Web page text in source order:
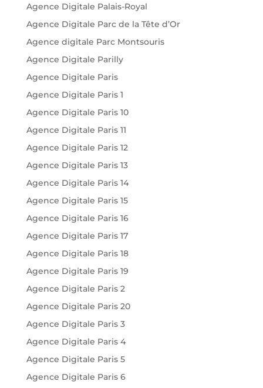
Agence Digitale Palais-Royal
Agence Digitale Parc de la Tête d’Or
Agence digitale Parc Montsouris
Agence Digitale Parilly
Agence Digitale Paris
Agence Digitale Paris 1
Agence Digitale Paris 10
Agence Digitale Paris 11
Agence Digitale Paris 12
Agence Digitale Paris 13
Agence Digitale Paris 14
Agence Digitale Paris 15
Agence Digitale Paris 16
Agence Digitale Paris 17
Agence Digitale Paris 18
Agence Digitale Paris 19
Agence Digitale Paris 2
Agence Digitale Paris 20
Agence Digitale Paris 3
Agence Digitale Paris 4
Agence Digitale Paris 5
Agence Digitale Paris 6